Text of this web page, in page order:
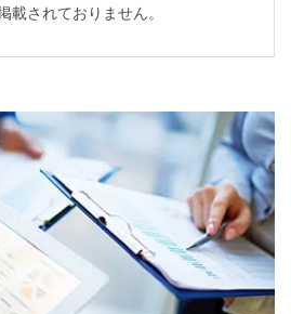
載されておりません。